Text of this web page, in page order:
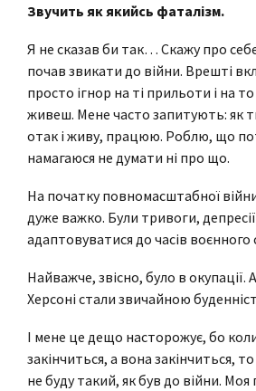
Звучить як якийсь фаталізм.
Я не сказав би так… Скажу про
почав звикати до війни. Врешті
просто ігнор на ті прильоти і на
живеш. Мене часто запитують: як
отак і живу, працюю. Роблю, що
намагаюся не думати ні про що.
На початку повномасштабної
дуже важко. Були тривоги,
адаптовуватися до часів воєнного
Найважче, звісно, було в окупації.
Херсоні стали звичайною
І мене це дещо насторожує, бо
закінчиться, а вона закінчиться,
не буду такий, як був до війни. Моя